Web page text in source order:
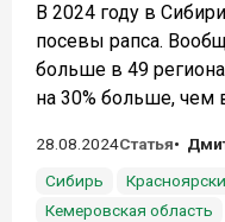
В 2024 году в
посевы рапса.
больше в 49
на 30% больше, чем
28.08.2024Статья
Сибирь
Кемеровская область